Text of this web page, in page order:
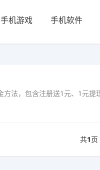
手机游戏 手机软件
共1页